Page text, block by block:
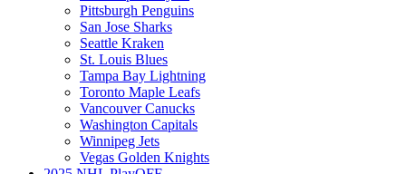
Pittsburgh Penguins
San Jose Sharks
Seattle Kraken
St. Louis Blues
Tampa Bay Lightning
Toronto Maple Leafs
Vancouver Canucks
Washington Capitals
Winnipeg Jets
Vegas Golden Knights